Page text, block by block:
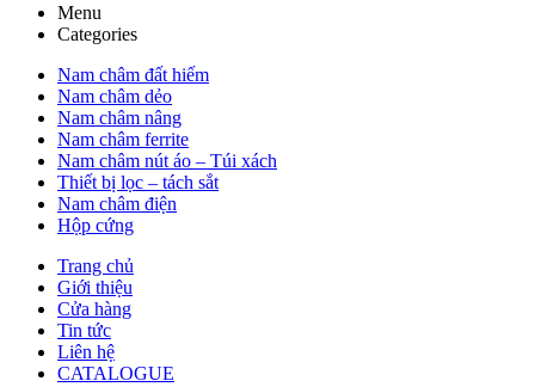
Menu
Categories
Nam châm đất hiếm
Nam châm dẻo
Nam châm nâng
Nam châm ferrite
Nam châm nút áo – Túi xách
Thiết bị lọc – tách sắt
Nam châm điện
Hộp cứng
Trang chủ
Giới thiệu
Cửa hàng
Tin tức
Liên hệ
CATALOGUE